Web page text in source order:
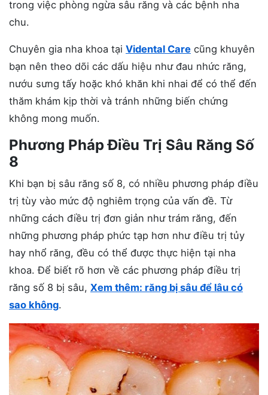
trong việc phòng ngừa sâu răng và các bệnh nha
chu.
Chuyên gia nha khoa tại Vidental Care cũng khuyên
bạn nên theo dõi các dấu hiệu như đau nhức răng,
nướu sưng tấy hoặc khó khăn khi nhai để có thể đến
thăm khám kịp thời và tránh những biến chứng
không mong muốn.
Phương Pháp Điều Trị Sâu Răng Số
8
Khi bạn bị sâu răng số 8, có nhiều phương pháp điều
trị tùy vào mức độ nghiêm trọng của vấn đề. Từ
những cách điều trị đơn giản như trám răng, đến
những phương pháp phức tạp hơn như điều trị tủy
hay nhổ răng, đều có thể được thực hiện tại nha
khoa. Để biết rõ hơn về các phương pháp điều trị
răng số 8 bị sâu, Xem thêm: răng bị sâu để lâu có
sao không.